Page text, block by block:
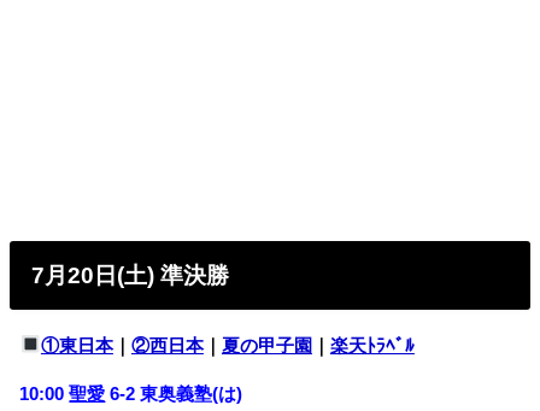
7月20日(土) 準決勝
①東日本｜ ②西日本｜ 夏の甲子園 ｜ 楽天ﾄﾗﾍﾞﾙ
10:00聖愛 6-2 東奥義塾(は)